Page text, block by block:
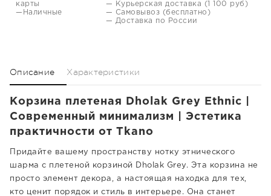
карты
—Наличные
— Курьерская доставка (1 100 руб)
— Самовывоз (бесплатно)
— Доставка по России
Описание Характеристики
Корзина плетеная Dholak Grey Ethnic |
Современный минимализм | Эстетика
практичности от Tkano
Придайте вашему пространству нотку этнического
шарма с плетеной корзиной Dholak Grey. Эта корзина не
просто элемент декора, а настоящая находка для тех,
кто ценит порядок и стиль в интерьере. Она станет